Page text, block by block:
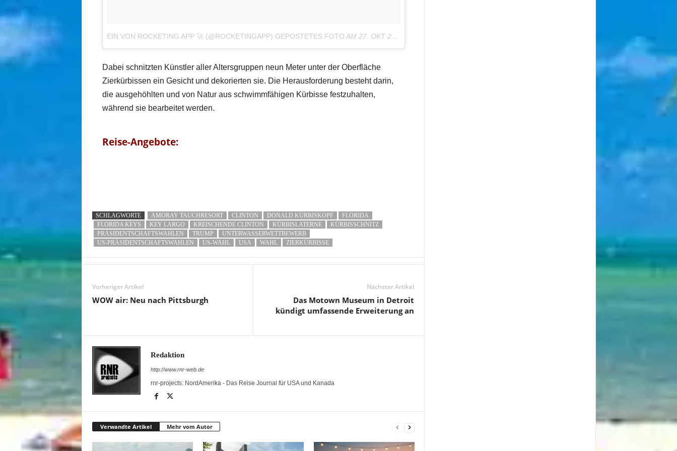
EIN VON ROCKETING APP 🚀 (@ROCKETINGAPP) GEPOSTETES FOTO AM 27. OKT 2016 UM 13:05 UHR
Dabei schnitzten Künstler aller Altersgruppen neun Meter unter der Oberfläche
Zierkürbissen ein Gesicht und dekorierten sie. Die Herausforderung besteht darin,
die ausgehöhlten und von Natur aus schwimmfähigen Kürbisse festzuhalten,
während sie bearbeitet werden.
Reise-Angebote:
SCHLAGWORTE AMORAY TAUCHRESORT CLINTON DONALD KÜRBISKOPF
FLORIDA
FLORIDA KEYS
KEY LARGO KREISCHENDE CLINTON KÜRBISLATERNE
KÜRBISSCHNITZ
PRÄSIDENTSCHAFTSWAHLEN
TRUMP
UNTERWASSERWETTBEWERB
US-PRÄSIDENTSCHAFTSWAHLEN
US-WAHL USA WAHL ZIERKÜRBISSE
Vorheriger Artikel
WOW air: Neu nach Pittsburgh
Nächster Artikel
Das Motown Museum in Detroit
kündigt umfassende Erweiterung an
Redaktion
http://www.rnr-web.de
rnr-projects: NordAmerika - Das Reise Journal für USA und Kanada
Verwandte Artikel Mehr vom Autor